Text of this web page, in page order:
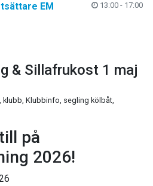
EM
13:00 - 17:00
& Sillafrukost 1 maj
klubb, Klubbinfo, segling kölbåt,
på
2026!